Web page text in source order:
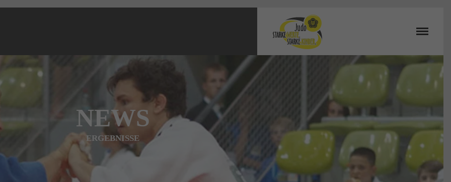
NEWS
ERGEBNISSE